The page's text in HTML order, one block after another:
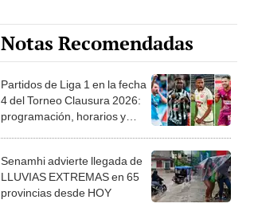
Notas Recomendadas
Partidos de Liga 1 en la fecha
4 del Torneo Clausura 2026:
programación, horarios y
Senamhi advierte llegada de
LLUVIAS EXTREMAS en 65
provincias desde HOY